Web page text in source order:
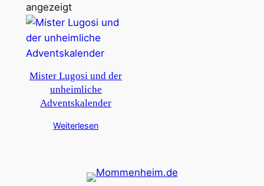
angezeigt
Mister Lugosi und der
unheimliche
Adventskalender
Weiterlesen